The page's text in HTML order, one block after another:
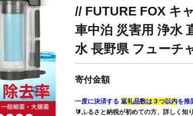
// FUTURE FOX キ
車中泊 災害用 浄水
水 長野県 フューチ
寄付金額
一度に決済する 返礼品数は３つ以内を推
🔰ふるさと納税が初めての方、詳しく知